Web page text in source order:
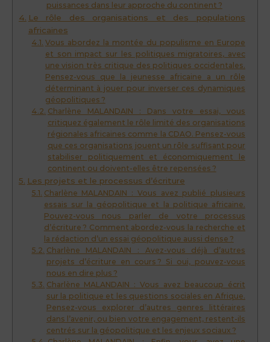
puissances dans leur approche du continent ?
Le rôle des organisations et des populations
africaines
Vous abordez la montée du populisme en Europe
et son impact sur les politiques migratoires, avec
une vision très critique des politiques occidentales.
Pensez-vous que la jeunesse africaine a un rôle
déterminant à jouer pour inverser ces dynamiques
géopolitiques ?
Charlène MALANDAIN : Dans votre essai, vous
critiquez également le rôle limité des organisations
régionales africaines comme la CDAO. Pensez-vous
que ces organisations jouent un rôle suffisant pour
stabiliser politiquement et économiquement le
continent ou doivent-elles être repensées ?
Les projets et le processus d’écriture
Charlène MALANDAIN : Vous avez publié plusieurs
essais sur la géopolitique et la politique africaine.
Pouvez-vous nous parler de votre processus
d’écriture ? Comment abordez-vous la recherche et
la rédaction d’un essai géopolitique aussi dense ?
Charlène MALANDAIN : Avez-vous déjà d’autres
projets d’écriture en cours ? Si oui, pouvez-vous
nous en dire plus ?
Charlène MALANDAIN : Vous avez beaucoup écrit
sur la politique et les questions sociales en Afrique.
Pensez-vous explorer d’autres genres littéraires
dans l’avenir, ou bien votre engagement, restent-ils
centrés sur la géopolitique et les enjeux sociaux ?